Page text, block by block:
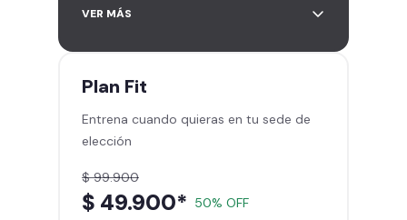
Acceso ilimitado a más de 2.000
Derecho a traer un invitado 5
Smart Spa (Relájate en los sillones
de masajes)
Descuentos especiales en marcas
Smart Fit App (Tu plan de
entrenamiento personalizado)
VER MÁS
Plan Fit
Entrena cuando quieras en tu sede de
elección
$ 99.900
$ 49.900* 50% OFF